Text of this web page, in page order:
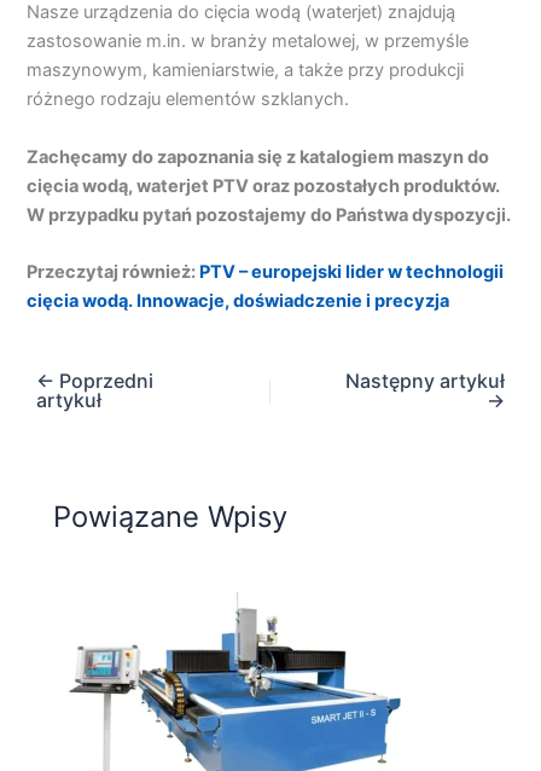
Nasze urządzenia do cięcia wodą (waterjet) znajdują
zastosowanie m.in. w branży metalowej, w przemyśle
maszynowym, kamieniarstwie, a także przy produkcji
różnego rodzaju elementów szklanych.
Zachęcamy do zapoznania się z katalogiem maszyn do
cięcia wodą, waterjet PTV oraz pozostałych produktów.
W przypadku pytań pozostajemy do Państwa dyspozycji.
Przeczytaj również: PTV – europejski lider w technologii
cięcia wodą. Innowacje, doświadczenie i precyzja
← Poprzedni
artykuł
Następny artykuł
→
Powiązane Wpisy